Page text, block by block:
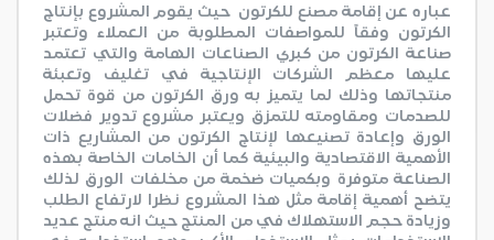
عباره عن إقامة مصنع للكرتون حيث يقوم المشروع بإنتاج
الكرتون وفقاً للمواصفات المطلوبة من العملاء وتعتبر
صناعة الكرتون من كبري الصناعات الهامة والتي تعتمد
عليها معظم الشركات الإنتاجية في تغليف وتعبئة
منتجاتها وذلك لما يتميز به ورق الكرتون من قوة تحمل
للصدمات ومقاومته للتمزق ويعتبر مشروع تدوير فضلات
الورق وإعادة تصنيعها لإنتاج الكرتون من المشاريع ذات
الأهمية الاقتصادية والبيئية كما أن الخامات الخاصة بهذه
الصناعة متوفرة وبكميات ضخمة من مخلفات الورق لذلك
يتضح أهمية إقامة مثل هذا المشروع نظرا لارتفاع الطلب
وزيادة حجم الاستهلاك في من المنتج حيث انه منتج عديد